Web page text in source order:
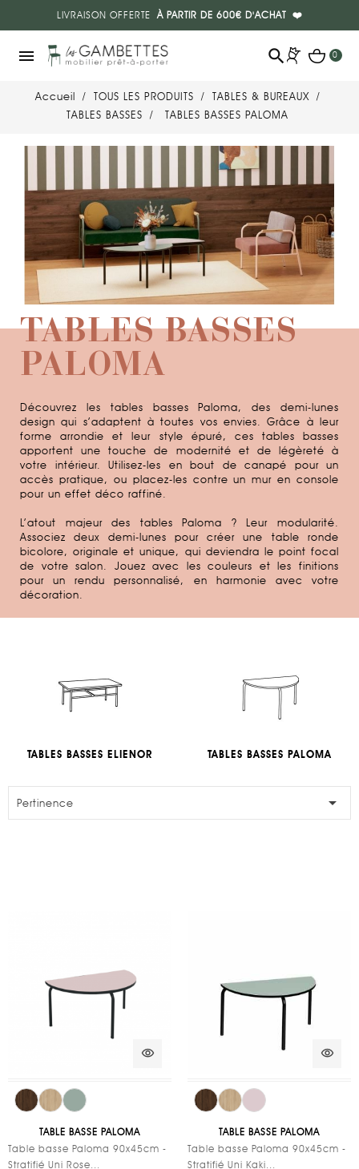
LIVRAISON OFFERTEÀ PARTIR DE 600€ D'ACHAT ❤️
menu search 0
Accueil TOUS LES PRODUITS
TABLES & BUREAUX
TABLES BASSES
TABLES BASSES PALOMA
TABLES BASSES
PALOMA
Découvrez les tables basses Paloma, des demi-lunes
design qui s’adaptent à toutes vos envies. Grâce à leur
forme arrondie et leur style épuré, ces tables basses
apportent une touche de modernité et de légèreté à
votre intérieur. Utilisez-les en bout de canapé pour un
accès pratique, ou placez-les contre un mur en console
pour un effet déco raffiné.
L’atout majeur des tables Paloma ? Leur modularité.
Associez deux demi-lunes pour créer une table ronde
bicolore, originale et unique, qui deviendra le point focal
de votre salon. Jouez avec les couleurs et les finitions
pour un rendu personnalisé, en harmonie avec votre
décoration.
TABLES BASSES ELIENOR TABLES BASSES PALOMA
Pertinence 
visibility
TABLE BASSE PALOMA
Table basse Paloma 90x45cm -
Stratifié Uni Rose...
visibility
TABLE BASSE PALOMA
Table basse Paloma 90x45cm -
Stratifié Uni Kaki...